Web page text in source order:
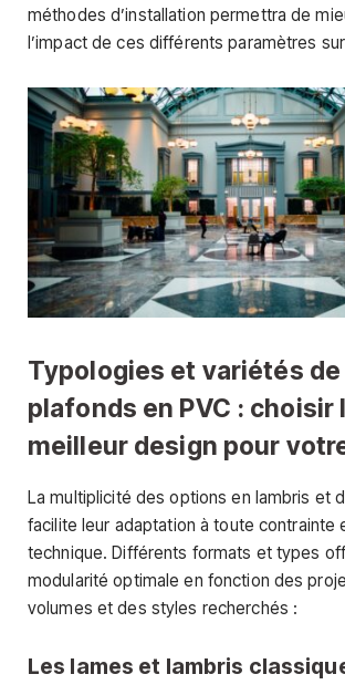
méthodes d’installation permettra de
l’impact de ces différents paramètres
Typologies et variétés
plafonds en PVC : choisir
meilleur design pour
La multiplicité des options en lambris et
facilite leur adaptation à toute contrainte
technique. Différents formats et types
modularité optimale en fonction des
volumes et des styles recherchés :
Les lames et lambris